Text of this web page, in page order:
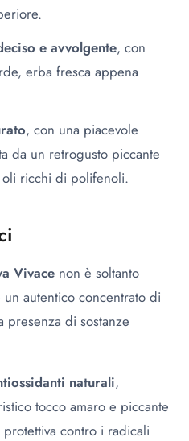
e avvolgente, con
erba fresca appena
, con una piacevole
da un retrogusto piccante
ricchi di polifenoli.
Vivace non è soltanto
autentico concentrato di
presenza di sostanze
naturali,
tocco amaro e piccante
contro i radicali